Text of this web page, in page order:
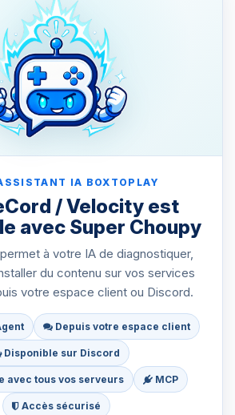
IA BOXTOPLAY
/ Velocity est
avec Super Choupy
à votre IA de diagnostiquer,
du contenu sur vos services
votre espace client ou Discord.
Depuis votre espace client
Disponible sur Discord
avec tous vos serveurs MCP
Accès sécurisé